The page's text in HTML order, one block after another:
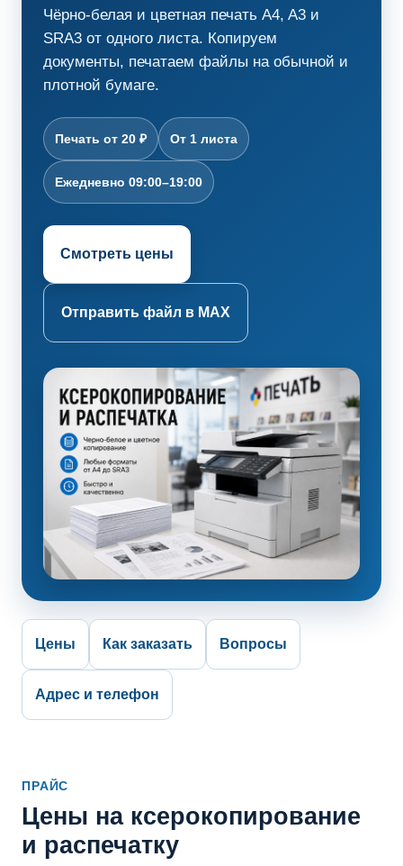
Чёрно-белая и цветная печать A4, A3 и
SRA3 от одного листа. Копируем
документы, печатаем файлы на обычной и
плотной бумаге.
Печать от 20 ₽ От 1 листа
Ежедневно 09:00–19:00
Смотреть цены
Отправить файл в MAX
Цены Как заказать Вопросы
Адрес и телефон
ПРАЙС
Цены на ксерокопирование
и распечатку